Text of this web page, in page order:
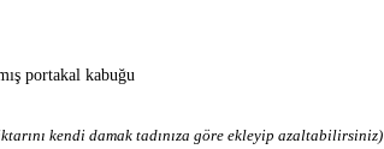
portakal kabuğu
kendi damak tadınıza göre ekleyip azaltabilirsiniz)